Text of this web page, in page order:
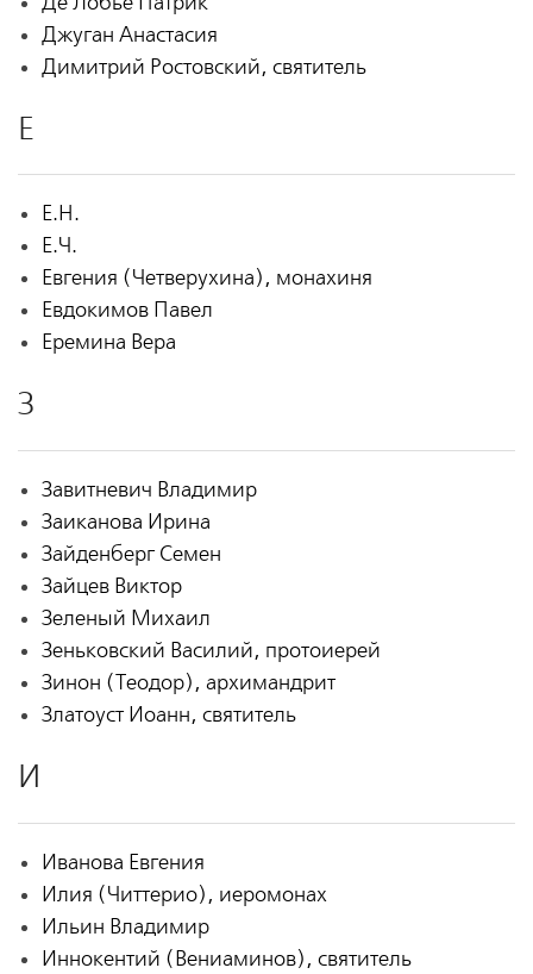
Джуган Анастасия
Димитрий Ростовский, святитель
Е
Е.Н.
Е.Ч.
Евгения (Четверухина), монахиня
Евдокимов Павел
Еремина Вера
З
Завитневич Владимир
Заиканова Ирина
Зайденберг Семен
Зайцев Виктор
Зеленый Михаил
Зеньковский Василий, протоиерей
Зинон (Теодор), архимандрит
Златоуст Иоанн, святитель
И
Иванова Евгения
Илия (Читтерио), иеромонах
Ильин Владимир
Иннокентий (Вениаминов), святитель